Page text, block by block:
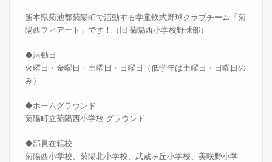
熊本県菊池郡菊陽町で活動する学童軟式野球クラブチーム「菊
陽西フィアート」です！（旧 菊陽西小学校野球部）
◆活動日
火曜日・金曜日・土曜日・日曜日（低学年は土曜日・日曜日の
み）
◆ホームグラウンド
菊陽町立菊陽西小学校 グラウンド
◆部員在籍校
菊陽西小学校、菊陽北小学校、武蔵ヶ丘小学校、美咲野小学